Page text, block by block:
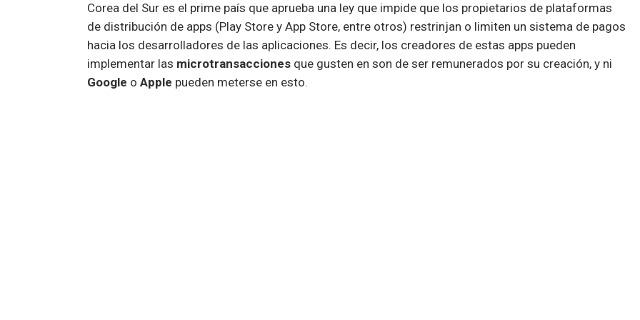
Corea del Sur es el prime país que aprueba una ley que impide que los propietarios de plataformas
de distribución de apps (Play Store y App Store, entre otros) restrinjan o limiten un sistema de pagos
hacia los desarrolladores de las aplicaciones. Es decir, los creadores de estas apps pueden
implementar las microtransacciones que gusten en son de ser remunerados por su creación, y ni
Google o Apple pueden meterse en esto.